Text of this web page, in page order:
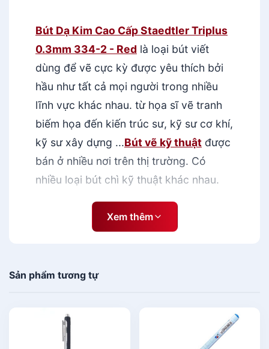
Bút Dạ Kim Cao Cấp Staedtler Triplus
0.3mm 334-2 - Red là loại bút viết
dùng để vẽ cực kỳ được yêu thích bởi
hầu như tất cả mọi người trong nhiều
lĩnh vực khác nhau. từ họa sĩ vẽ tranh
biếm họa đến kiến trúc sư, kỹ sư cơ khí,
kỹ sư xây dựng ...Bút vẽ kỹ thuật được
bán ở nhiều nơi trên thị trường. Có
nhiều loại bút chì kỹ thuật khác nhau.
sẽ rất khó phân biệt được các loại bút
chì vẽ kỹ thuật. Trong bài viết sau,
kỹ thuật và nơi bán loại bút này chất
kỹ thuật.
Xem thêm
Sản phẩm tương tự